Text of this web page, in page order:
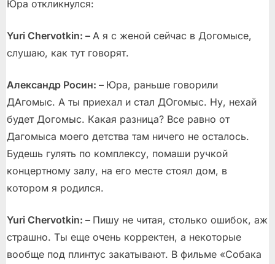
Юра откликнулся:
Yuri Chervotkin: – А я с женой сейчас в Догомысе,
слушаю, как тут говорят.
Александр Росин: – Юра, раньше говорили
ДАгомыс. А ты приехал и стал ДОгомыс. Ну, нехай
будет Догомыс. Какая разница? Все равно от
Дагомыса моего детства там ничего не осталось.
Будешь гулять по комплексу, помаши ручкой
концертному залу, на его месте стоял дом, в
котором я родился.
Yuri Chervotkin: – Пишу не читая, столько ошибок, аж
страшно. Ты еще очень корректен, а некоторые
вообще под плинтус закатывают. В фильме «Собака